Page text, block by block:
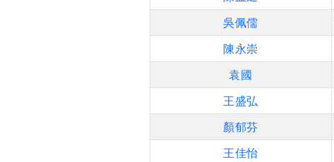
吳佩儒
陳永崇
袁國
王盛弘
顏郁芬
王佳怡